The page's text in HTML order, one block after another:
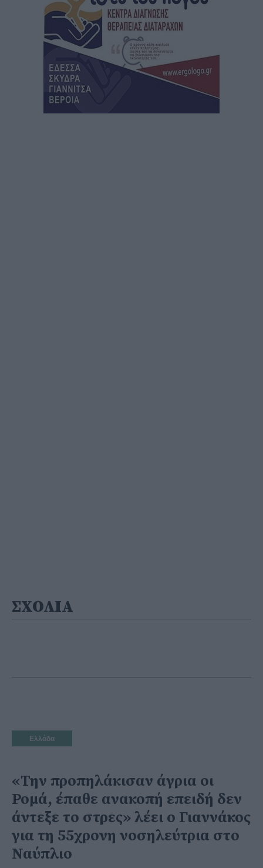
ΣΧΟΛΙΑ
Ελλάδα
«Την προπηλάκισαν άγρια οι
Ρομά, έπαθε ανακοπή επειδή δεν
άντεξε το στρες» λέει ο Γιαννάκος
για τη 55χρονη νοσηλεύτρια στο
Ναύπλιο